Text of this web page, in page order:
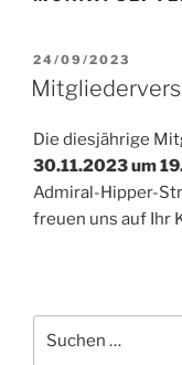
VERÖFFENTLICHT
AM
24/09/2023
Die diesjährige
30.11.2023 um
Admiral-Hipper-
freuen uns auf Ihr
nach: